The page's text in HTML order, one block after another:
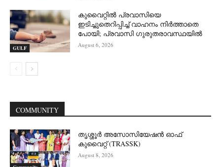
GULF
കുവൈറ്റിൽ പ്രവാസിയെ
ഇടിച്ചുതെറിപ്പിച്ച് വാഹനം നിർത്താതെ
പോയി; പ്രവാസി ഗുരുതരാവസ്ഥയിൽ
August 6, 2026
COMMUNITY
തൃശ്ശൂർ അസോസിയേഷൻ ഓഫ്
കുവൈറ്റ്‌ (TRASSK)
August 8, 2026